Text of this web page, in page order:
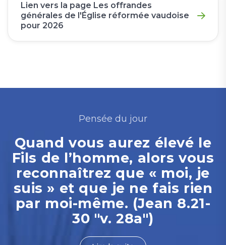
Lien vers la page Les offrandes
générales de l'Église réformée vaudoise
pour 2026
Pensée du jour
Quand vous aurez élevé le
Fils de l’homme, alors vous
reconnaîtrez que « moi, je
suis » et que je ne fais rien
par moi-même. (Jean 8.21-
30 "v. 28a")